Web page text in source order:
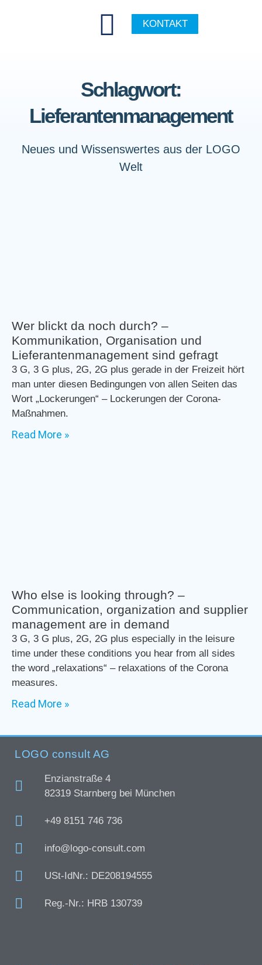
KONTAKT
Schlagwort:
Lieferantenmanagement
Neues und Wissenswertes aus der LOGO
Welt
Wer blickt da noch durch? –
Kommunikation, Organisation und
Lieferantenmanagement sind gefragt
3 G, 3 G plus, 2G, 2G plus gerade in der Freizeit hört
man unter diesen Bedingungen von allen Seiten das
Wort „Lockerungen“ – Lockerungen der Corona-
Maßnahmen.
Read More »
Who else is looking through? –
Communication, organization and supplier
management are in demand
3 G, 3 G plus, 2G, 2G plus especially in the leisure
time under these conditions you hear from all sides
the word „relaxations“ – relaxations of the Corona
measures.
Read More »
LOGO consult AG
Enzianstraße 4
82319 Starnberg bei München
+49 8151 746 736
info@logo-consult.com
USt-IdNr.: DE208194555
Reg.-Nr.: HRB 130739